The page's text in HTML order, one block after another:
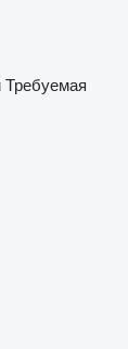
Требуемая